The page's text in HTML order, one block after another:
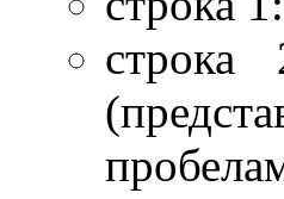
строка